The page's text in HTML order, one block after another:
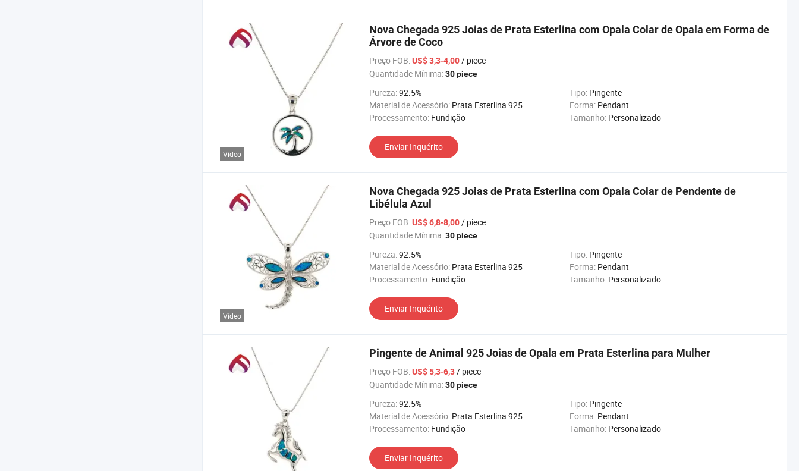
Vídeo
Nova Chegada 925 Joias de Prata Esterlina com Opala Colar de Opala em Forma de
Árvore de Coco
Preço FOB:US$ 3,3-4,00/ piece
Quantidade Mínima:30 piece
Pureza:92.5% Tipo: Pingente
Material de Acessório: Prata Esterlina 925 Forma: Pendant
Processamento: Fundição Tamanho: Personalizado
Enviar Inquérito
Vídeo
Nova Chegada 925 Joias de Prata Esterlina com Opala Colar de Pendente de
Libélula Azul
Preço FOB:US$ 6,8-8,00/ piece
Quantidade Mínima:30 piece
Pureza:92.5% Tipo: Pingente
Material de Acessório: Prata Esterlina 925 Forma: Pendant
Processamento: Fundição Tamanho: Personalizado
Enviar Inquérito
Pingente de Animal 925 Joias de Opala em Prata Esterlina para Mulher
Preço FOB:US$ 5,3-6,3/ piece
Quantidade Mínima:30 piece
Pureza:92.5% Tipo: Pingente
Material de Acessório: Prata Esterlina 925 Forma: Pendant
Processamento: Fundição Tamanho: Personalizado
Enviar Inquérito